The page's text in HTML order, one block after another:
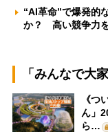
“AI革命”で爆発的
か？ 高い競争力
「みんなで大
《つ
ん」
ら…